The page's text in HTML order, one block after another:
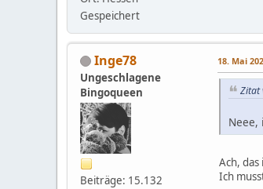
Gespeichert
Inge78
Ungeschlagene
Bingoqueen
Beiträge: 15.132
18. Mai
Zitat
Neee,
Ach,
Ich